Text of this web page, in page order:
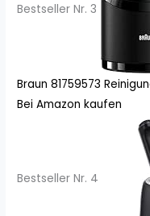
Bestseller Nr. 3
Braun 81759573
Bei Amazon kaufen
Bestseller Nr. 4